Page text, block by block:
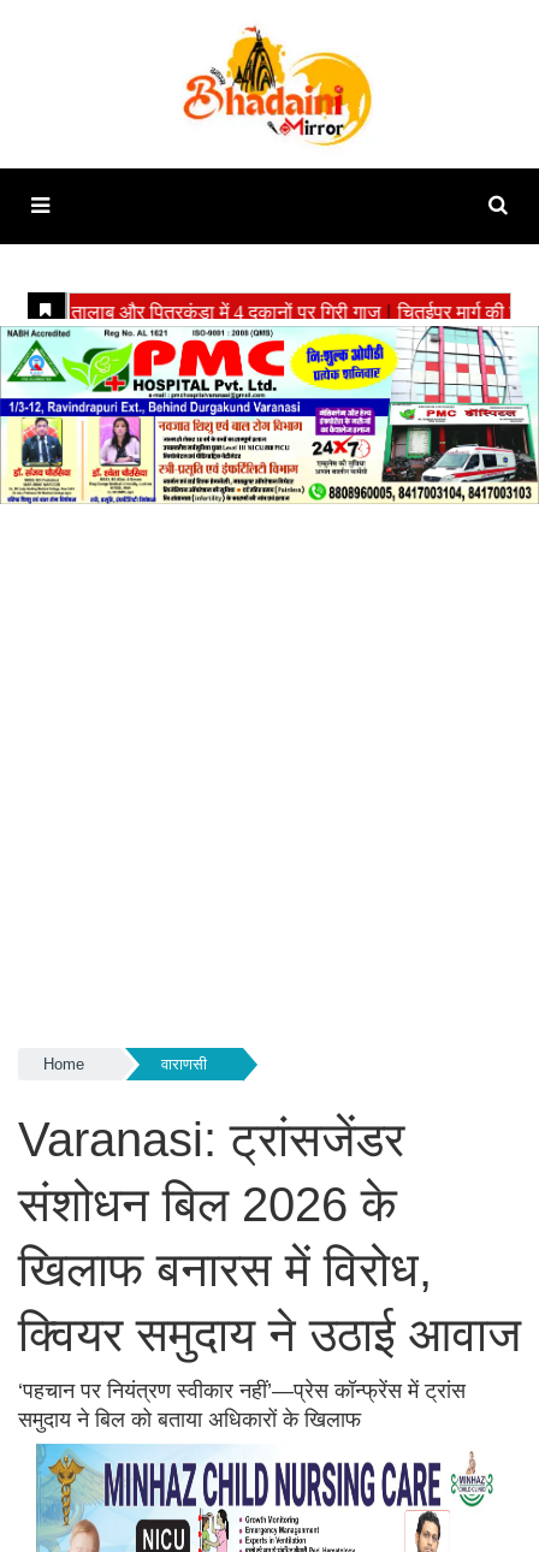
Home वाराणसी
Varanasi: ट्रांसजेंडर
संशोधन बिल 2026 के
खिलाफ बनारस में विरोध,
क्वियर समुदाय ने उठाई आवाज
‘पहचान पर नियंत्रण स्वीकार नहीं’—प्रेस कॉन्फ्रेंस में ट्रांस
समुदाय ने बिल को बताया अधिकारों के खिलाफ